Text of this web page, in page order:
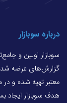
درباره سوبازار
سوبازار اولین و
گزارش‌های عرضه
معتبر تهیه شده و در
هدف سوبازار ایجاد